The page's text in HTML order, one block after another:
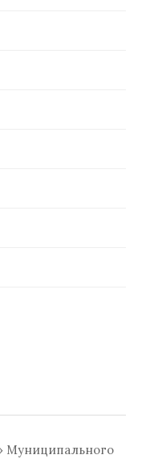
Муниципального